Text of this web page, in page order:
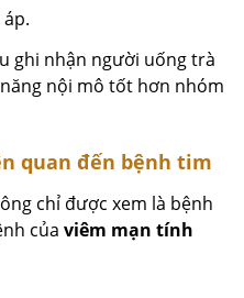
ghi nhận người uống trà
nội mô tốt hơn nhóm
quan đến bệnh tim
chỉ được xem là bệnh
củaviêm mạn tính